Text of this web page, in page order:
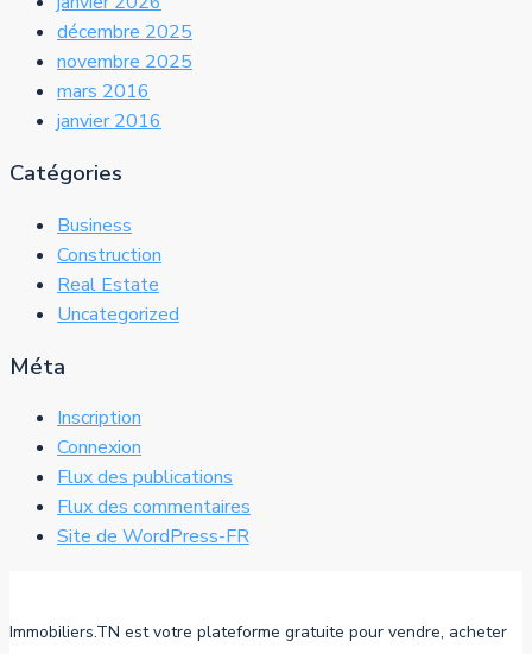
décembre 2025
novembre 2025
mars 2016
janvier 2016
Catégories
Business
Construction
Real Estate
Uncategorized
Méta
Inscription
Connexion
Flux des publications
Flux des commentaires
Site de WordPress-FR
Immobiliers.TN est votre plateforme gratuite pour vendre, acheter